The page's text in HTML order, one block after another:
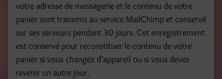
votre adresse de messagerie et le contenu de votre
panier sont transmis au service MailChimp et conservé
sur ses serveurs pendant 30 jours. Cet enregistrement
est conservé pour reconstituer le contenu de votre
panier si vous changez d’appareil ou si vous devez
revenir un autre jour.